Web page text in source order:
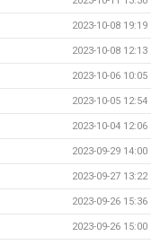
2023-10-08 19:19
2023-10-08 12:13
2023-10-06 10:05
2023-10-05 12:54
2023-10-04 12:06
2023-09-29 14:00
2023-09-27 13:22
2023-09-26 15:36
2023-09-26 15:00